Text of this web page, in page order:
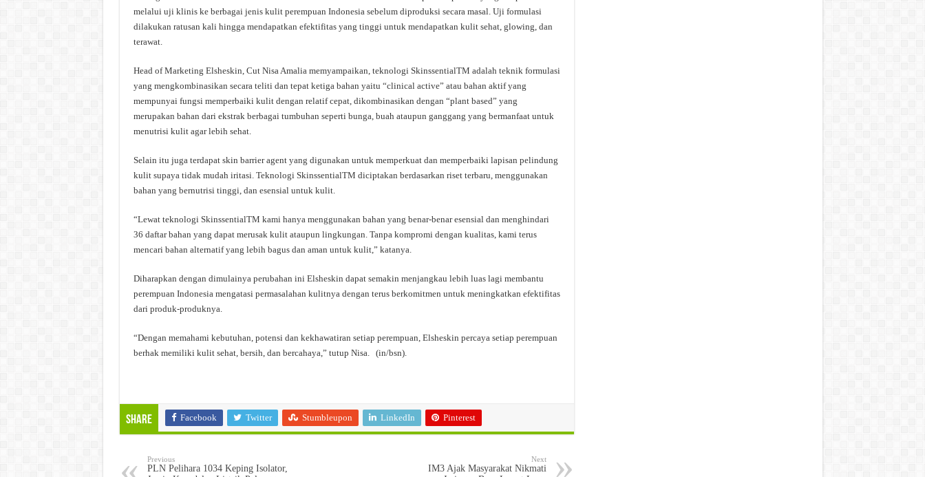
melalui uji klinis ke berbagai jenis kulit perempuan Indonesia sebelum diproduksi secara masal. Uji formulasi
dilakukan ratusan kali hingga mendapatkan efektifitas yang tinggi untuk mendapatkan kulit sehat, glowing, dan
terawat.
Head of Marketing Elsheskin, Cut Nisa Amalia memyampaikan, teknologi SkinssentialTM adalah teknik formulasi
yang mengkombinasikan secara teliti dan tepat ketiga bahan yaitu “clinical active” atau bahan aktif yang
mempunyai fungsi memperbaiki kulit dengan relatif cepat, dikombinasikan dengan “plant based” yang
merupakan bahan dari ekstrak berbagai tumbuhan seperti bunga, buah ataupun ganggang yang bermanfaat untuk
menutrisi kulit agar lebih sehat.
Selain itu juga terdapat skin barrier agent yang digunakan untuk memperkuat dan memperbaiki lapisan pelindung
kulit supaya tidak mudah iritasi. Teknologi SkinssentialTM diciptakan berdasarkan riset terbaru, menggunakan
bahan yang bernutrisi tinggi, dan esensial untuk kulit.
“Lewat teknologi SkinssentialTM kami hanya menggunakan bahan yang benar-benar esensial dan menghindari
36 daftar bahan yang dapat merusak kulit ataupun lingkungan. Tanpa kompromi dengan kualitas, kami terus
mencari bahan alternatif yang lebih bagus dan aman untuk kulit,” katanya.
Diharapkan dengan dimulainya perubahan ini Elsheskin dapat semakin menjangkau lebih luas lagi membantu
perempuan Indonesia mengatasi permasalahan kulitnya dengan terus berkomitmen untuk meningkatkan efektifitas
dari produk-produknya.
“Dengan memahami kebutuhan, potensi dan kekhawatiran setiap perempuan, Elsheskin percaya setiap perempuan
berhak memiliki kulit sehat, bersih, dan bercahaya,” tutup Nisa. (in/bsn).
Share Facebook Twitter Stumbleupon LinkedIn Pinterest
Previous
PLN Pelihara 1034 Keping Isolator,
Next
IM3 Ajak Masyarakat Nikmati